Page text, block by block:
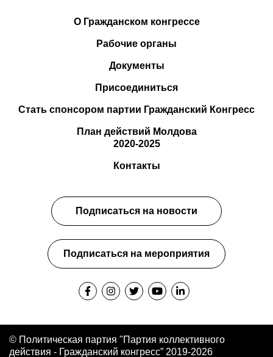
О Гражданском конгрессе
Рабочие органы
Документы
Присоединиться
Стать спонсором партии Гражданский Конгресс
План действий Молдова
2020-2025
Контакты
Подписаться на новости
Подписаться на мероприятия
© Политическая партия "Партия коллективного
действия - Гражданский конгресс” 2019-2026